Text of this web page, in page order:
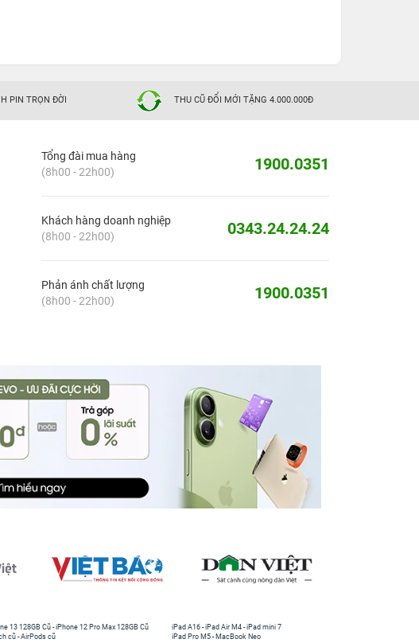
PIN TRỌN ĐỜI THU CŨ ĐỔI MỚI TẶNG 4.000.000Đ
Tổng đài mua hàng
(8h00 - 22h00)
1900.0351
Khách hàng doanh nghiệp
(8h00 - 22h00)
0343.24.24.24
Phản ánh chất lượng
(8h00 - 22h00)
1900.0351
13 128GB Cũ -iPhone 12 Pro Max 128GB Cũ
cũ-AirPods cũ
iPad A16 -iPad Air M4 -iPad mini 7
iPad Pro M5 - MacBook Neo